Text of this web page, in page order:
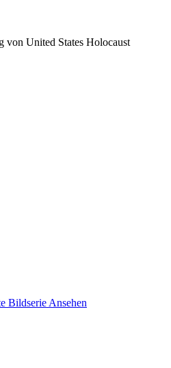
von United States Holocaust
Bildserie Ansehen